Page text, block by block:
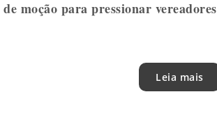
moção para pressionar vereadores
Leia mais